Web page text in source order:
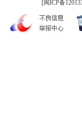
[闽ICP备